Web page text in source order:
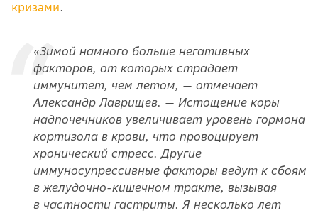
кризами.
«Зимой намного больше негативных
факторов, от которых страдает
иммунитет, чем летом, — отмечает
Александр Лаврищев. — Истощение коры
надпочечников увеличивает уровень гормона
кортизола в крови, что провоцирует
хронический стресс. Другие
иммуносупрессивные факторы ведут к сбоям
в желудочно-кишечном тракте, вызывая
в частности гастриты. Я несколько лет